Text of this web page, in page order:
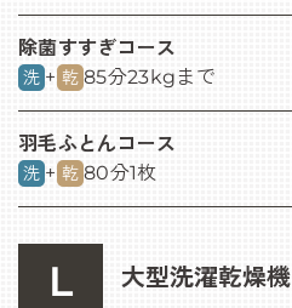
除菌すすぎコース
洗 + 乾 23kgまで
85分
羽毛ふとんコース
洗 + 乾 1枚
80分
L 大型洗濯乾燥機